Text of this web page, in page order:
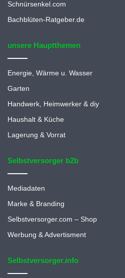
Schnürsenkel.com
Bachblüten-Ratgeber.de
unsere Hauptthemen
Energie, Wärme u. Wasser
Garten
Handwerk, Heimwerker & diy
Haushalt & Küche
Lagerung & Vorrat
Selbstversorger b2b
Mediadaten
Marke & Branding
Selbstversorger.com – Shop
Werbung & Advertisment
Selbstversorger.info